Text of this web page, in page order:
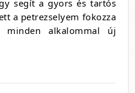
segít a gyors és tartós
a petrezselyem fokozza
alkalommal új